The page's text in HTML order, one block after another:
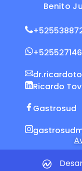
Ricardo
Gastrosud
Benito